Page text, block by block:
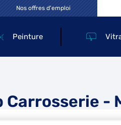
Peinture
Nos offres d'emploi
Carrosserie -